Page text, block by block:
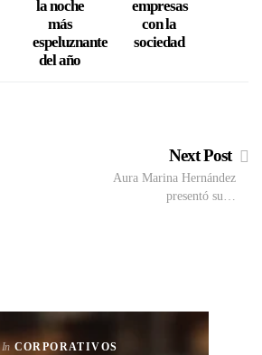
la noche
más
espeluznante
del año
empresas
con la
sociedad
Next Post
Aura Marina Hernández
presentó su…
In CORPORATIVOS